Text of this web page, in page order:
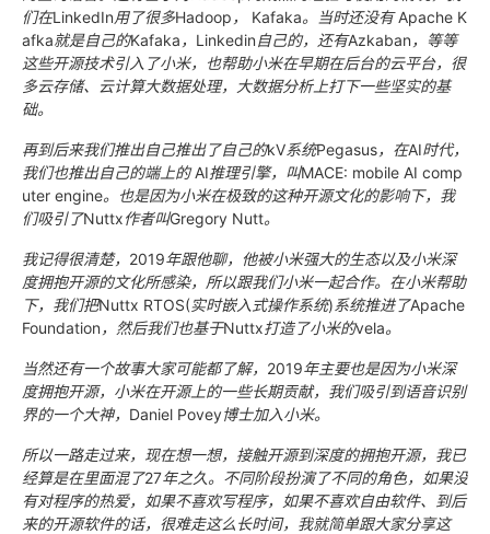
们在LinkedIn用了很多Hadoop ， Kafaka。当时还没有Apache K
afka就是自己的Kafaka ， Linkedin自己的，还有Azkaban ，等等
这些开源技术引入了小米，也帮助小米在早期在后台的云平台，很
多云存储、云计算大数据处理，大数据分析上打下一些坚实的基
础。
再到后来我们推出自己推出了自己的kV系统Pegasus，在AI时代，
我们也推出自己的端上的AI推理引擎，叫MACE: mobile AI comp
uter engine。也是因为小米在极致的这种开源文化的影响下，我
们吸引了Nuttx作者叫Gregory Nutt。
我记得很清楚， 2019年跟他聊，他被小米强大的生态以及小米深
度拥抱开源的文化所感染，所以跟我们小米一起合作。在小米帮助
下，我们把Nuttx RTOS(实时嵌入式操作系统)系统推进了Apache
Foundation ，然后我们也基于Nuttx打造了小米的vela。
当然还有一个故事大家可能都了解， 2019年主要也是因为小米深
度拥抱开源，小米在开源上的一些长期贡献，我们吸引到语音识别
界的一个大神， Daniel Povey博士加入小米。
所以一路走过来，现在想一想，接触开源到深度的拥抱开源，我已
经算是在里面混了27年之久。不同阶段扮演了不同的角色，如果没
有对程序的热爱，如果不喜欢写程序，如果不喜欢自由软件、到后
来的开源软件的话，很难走这么长时间，我就简单跟大家分享这